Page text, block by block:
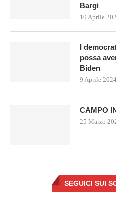
Bargi
10 Aprile
I
possa
Biden
9 Aprile
CAMPO
25 Marzo
SEGUICI SUI